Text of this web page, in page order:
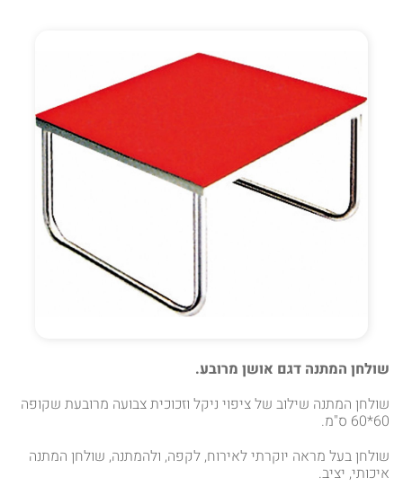
שולחן המתנה דגם אושן מרובע.
שולחן המתנה שילוב של ציפוי ניקל וזכוכית צבועה מרובעת שקופה
60*60 ס"מ.
שולחן בעל מראה יוקרתי לאירוח, לקפה, ולהמתנה, שולחן המתנה
איכותי, יציב.